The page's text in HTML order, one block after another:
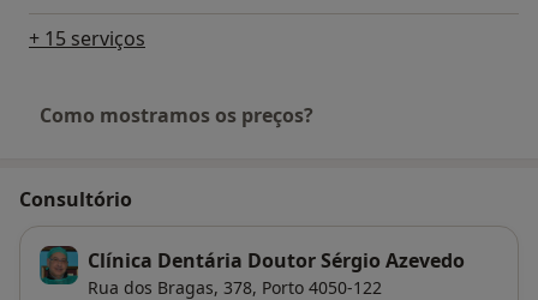
+ 15 serviços
Como mostramos os preços?
Consultório
Clínica Dentária Doutor Sérgio Azevedo
Rua dos Bragas, 378, Porto 4050-122